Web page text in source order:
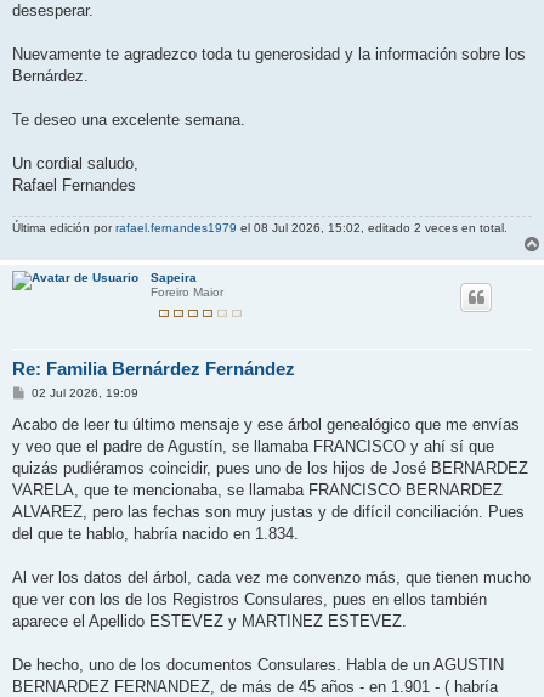
desesperar.
Nuevamente te agradezco toda tu generosidad y la información sobre los
Bernárdez.
Te deseo una excelente semana.
Un cordial saludo,
Rafael Fernandes
Última edición porrafael.fernandes1979 el 08 Jul 2026, 15:02, editado 2 veces en total.
Sapeira
Foreiro Maior
Re: Familia Bernárdez Fernández
M
n
a
j
02 Jul 2026, 19:09
Acabo de leer tu último mensaje y ese árbol genealógico que me envías
y veo que el padre de Agustín, se llamaba FRANCISCO y ahí sí que
quizás pudiéramos coincidir, pues uno de los hijos de José BERNARDEZ
VARELA, que te mencionaba, se llamaba FRANCISCO BERNARDEZ
ALVAREZ, pero las fechas son muy justas y de difícil conciliación. Pues
del que te hablo, habría nacido en 1.834.
Al ver los datos del árbol, cada vez me convenzo más, que tienen mucho
que ver con los de los Registros Consulares, pues en ellos también
aparece el Apellido ESTEVEZ y MARTINEZ ESTEVEZ.
De hecho, uno de los documentos Consulares. Habla de un AGUSTIN
BERNARDEZ FERNANDEZ, de más de 45 años - en 1.901 - ( habría